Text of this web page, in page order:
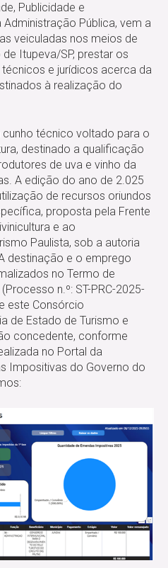
Publicidade e
Pública, vem a
veiculadas nos meios de
Itupeva/SP, prestar os
e jurídicos acerca da
à realização do
técnico voltado para o
destinado a qualificação
de uva e vinho da
A edição do ano de 2.025
de recursos oriundos
proposta pela Frente
e ao
Paulista, sob a autoria
destinação e o emprego
no Termo de
n.º: ST-PRC-2025-
este Consórcio
de Estado de Turismo e
concedente, conforme
no Portal da
Impositivas do Governo do